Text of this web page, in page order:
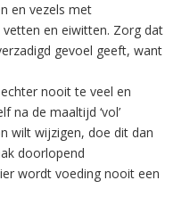
en vezels met
en eiwitten. Zorg dat
gevoel geeft, want
nooit te veel en
na de maaltijd ‘vol’
wilt wijzigen, doe dit dan
doorlopend
wordt voeding nooit een